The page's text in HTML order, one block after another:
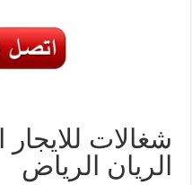
شغالات
الريان الرياض